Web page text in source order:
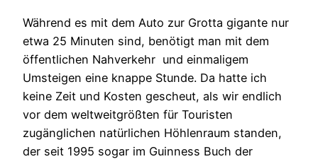
Während es mit dem Auto zur Grotta gigante nur
etwa 25 Minuten sind, benötigt man mit dem
öffentlichen Nahverkehr und einmaligem
Umsteigen eine knappe Stunde. Da hatte ich
keine Zeit und Kosten gescheut, als wir endlich
vor dem weltweitgrößten für Touristen
zugänglichen natürlichen Höhlenraum standen,
der seit 1995 sogar im Guinness Buch der